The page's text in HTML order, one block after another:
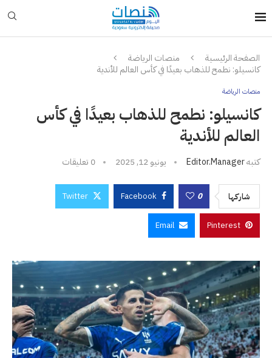
الصفحة الرئيسية
منصات الرياضة
كانسيلو: نطمح للذهاب بعيدًا في كأس العالم للأندية
منصات الرياضة
كانسيلو: نطمح للذهاب بعيدًا في كأس
العالم للأندية
كتبهEditor.manager يونيو 12, 2025 0 تعليقات
شاركها 0
Facebook
Twitter
Pinterest
Email